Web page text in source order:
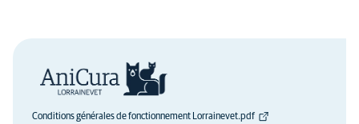
Conditions générales de fonctionnement Lorrainevet.pdf